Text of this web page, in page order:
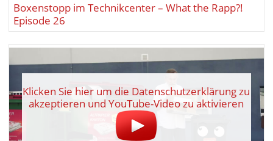
Boxenstopp im Technikcenter – What the Rapp?!
Episode 26
Klicken Sie hier um die Datenschutzerklärung zu
akzeptieren und YouTube-Video zu aktivieren